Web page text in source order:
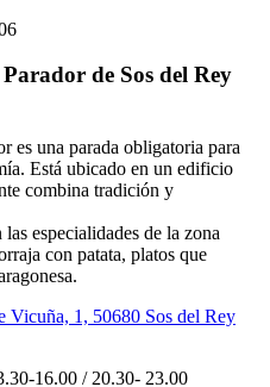
de Sos del Rey
es una parada obligatoria para
Está ubicado en un edificio
combina tradición y
especialidades de la zona
con patata, platos que
Vicuña, 1, 50680 Sos del Rey
16.00 / 20.30- 23.00